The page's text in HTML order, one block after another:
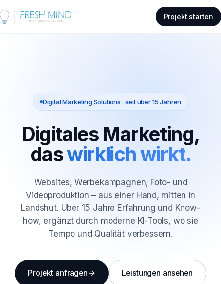
Projekt starten
Digital Marketing Solutions · seit über 15 Jahren
Digitales Marketing,
daswirklich wirkt.
Websites, Werbekampagnen, Foto- und
Videoproduktion – aus einer Hand, mitten in
Landshut. Über 15 Jahre Erfahrung und Know-
how, ergänzt durch moderne KI-Tools, wo sie
Tempo und Qualität verbessern.
Projekt anfragen Leistungen ansehen